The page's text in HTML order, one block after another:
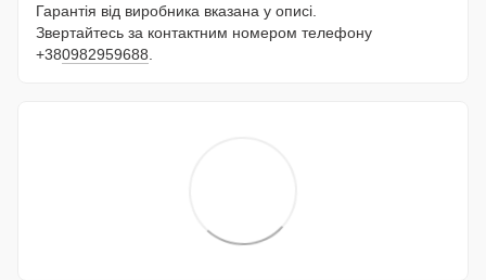
Гарантія від виробника вказана у описі.
Звертайтесь за контактним номером телефону
+380982959688